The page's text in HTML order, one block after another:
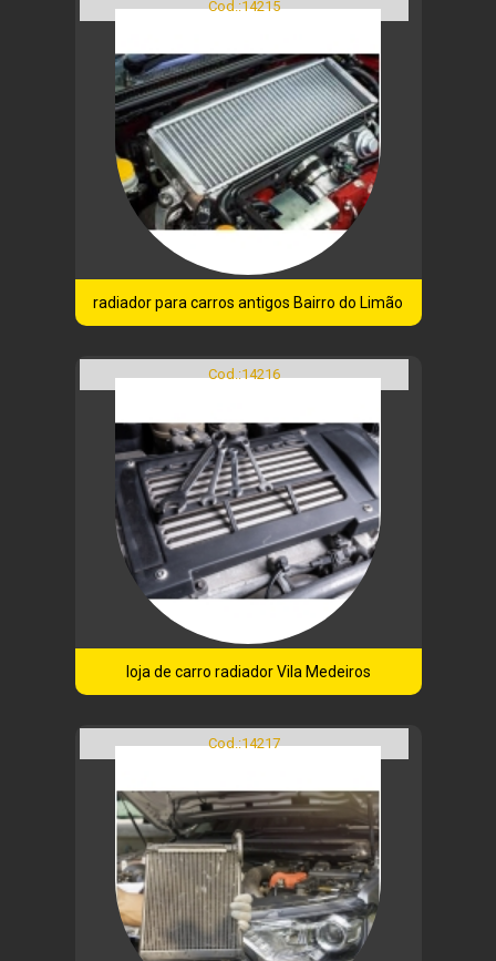
Cod.:14215
radiador para carros antigos Bairro do Limão
Cod.:14216
loja de carro radiador Vila Medeiros
Cod.:14217